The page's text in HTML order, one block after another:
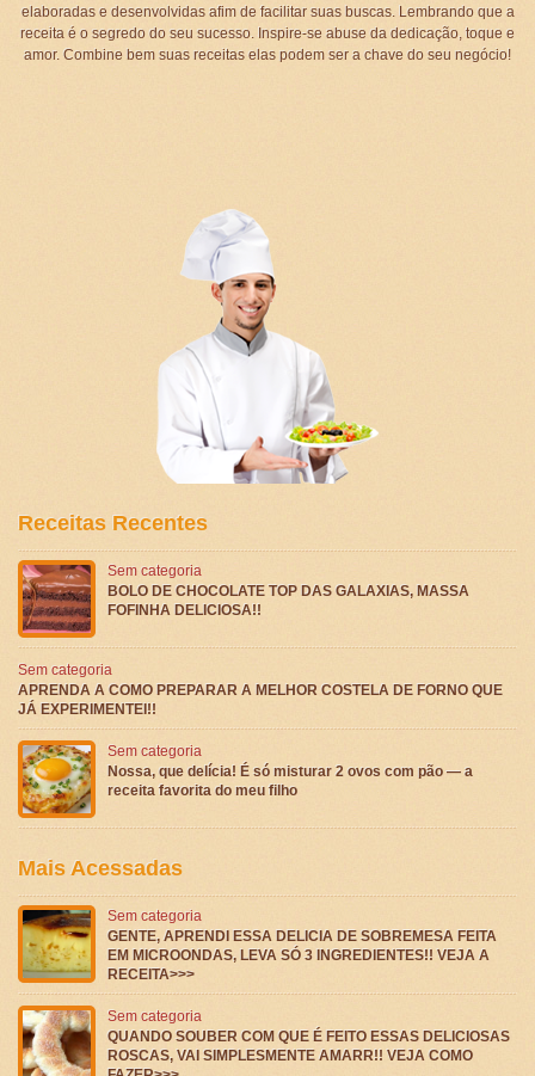
elaboradas e desenvolvidas afim de facilitar suas buscas. Lembrando que a
receita é o segredo do seu sucesso. Inspire-se abuse da dedicação, toque e
amor. Combine bem suas receitas elas podem ser a chave do seu negócio!
Receitas Recentes
Sem categoria
BOLO DE CHOCOLATE TOP DAS GALAXIAS, MASSA
FOFINHA DELICIOSA!!
Sem categoria
APRENDA A COMO PREPARAR A MELHOR COSTELA DE FORNO QUE
JÁ EXPERIMENTEI!!
Sem categoria
Nossa, que delícia! É só misturar 2 ovos com pão — a
receita favorita do meu filho
Mais Acessadas
Sem categoria
GENTE, APRENDI ESSA DELICIA DE SOBREMESA FEITA
EM MICROONDAS, LEVA SÓ 3 INGREDIENTES!! VEJA A
RECEITA>>>
Sem categoria
QUANDO SOUBER COM QUE É FEITO ESSAS DELICIOSAS
ROSCAS, VAI SIMPLESMENTE AMARR!! VEJA COMO